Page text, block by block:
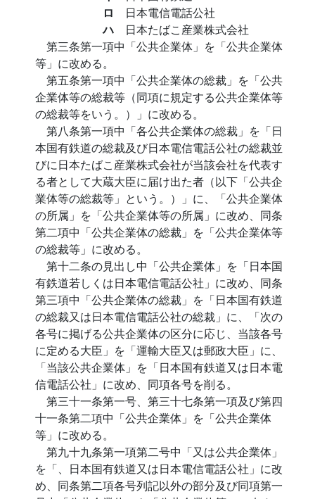
ロ 日本電信電話公社
ハ 日本たばこ産業株式会社
第三条第一項中「公共企業体」を「公共企業体
等」に改める。
第五条第一項中「公共企業体の総裁」を「公共
企業体等の総裁等（同項に規定する公共企業体等
の総裁等をいう。）」に改める。
第八条第一項中「各公共企業体の総裁」を「日
本国有鉄道の総裁及び日本電信電話公社の総裁並
びに日本たばこ産業株式会社が当該会社を代表す
る者として大蔵大臣に届け出た者（以下「公共企
業体等の総裁等」という。）」に、「公共企業体
の所属」を「公共企業体等の所属」に改め、同条
第二項中「公共企業体の総裁」を「公共企業体等
の総裁等」に改める。
第十二条の見出し中「公共企業体」を「日本国
有鉄道若しくは日本電信電話公社」に改め、同条
第三項中「公共企業体の総裁」を「日本国有鉄道
の総裁又は日本電信電話公社の総裁」に、「次の
各号に掲げる公共企業体の区分に応じ、当該各号
に定める大臣」を「運輸大臣又は郵政大臣」に、
「当該公共企業体」を「日本国有鉄道又は日本電
信電話公社」に改め、同項各号を削る。
第三十一条第一号、第三十七条第一項及び第四
十一条第二項中「公共企業体」を「公共企業体
等」に改める。
第九十九条第一項第二号中「又は公共企業体」
を「、日本国有鉄道又は日本電信電話公社」に改
め、同条第二項各号列記以外の部分及び同項第一